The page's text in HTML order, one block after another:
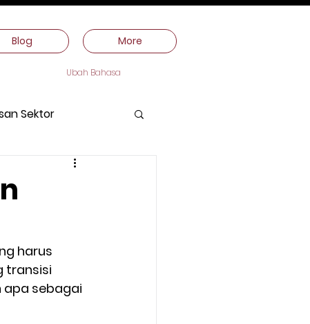
Blog More
Ubah Bahasa
Sektor
harus
transisi
apa sebagai